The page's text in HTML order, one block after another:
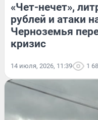
«Чет-нечет»,
рублей и атаки
Черноземья
кризис
14 июля, 2026, 11:39 1